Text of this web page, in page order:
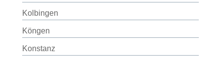
Kolbingen
Köngen
Konstanz